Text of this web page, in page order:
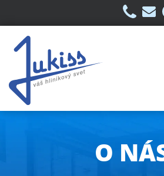
+421
949
529
O